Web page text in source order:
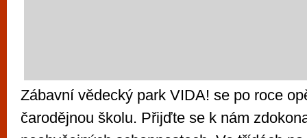
Zábavní vědecký park VIDA! se po roce
čarodějnou školu. Přijďte se k nám